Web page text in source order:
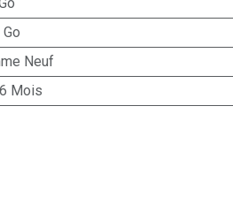
Neuf
6 Mois